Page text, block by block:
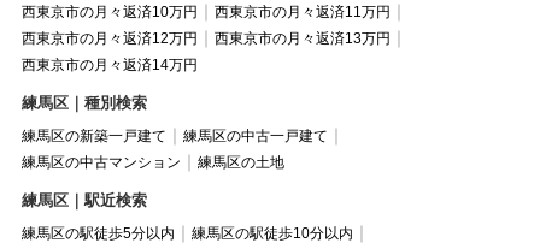
西東京市の月々返済10万円
西東京市の月々返済11万円
西東京市の月々返済12万円
西東京市の月々返済13万円
西東京市の月々返済14万円
練馬区｜種別検索
練馬区の新築一戸建て
練馬区の中古一戸建て
練馬区の中古マンション
練馬区の土地
練馬区｜駅近検索
練馬区の駅徒歩5分以内
練馬区の駅徒歩10分以内